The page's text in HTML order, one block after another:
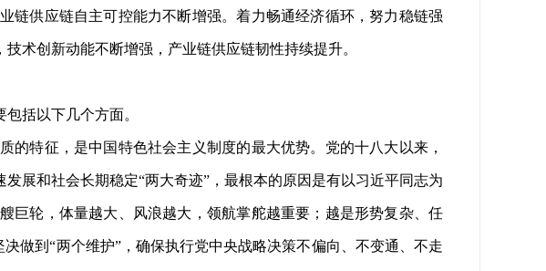
链供应链自主可控能力不断增强。着力畅通经济循环，努力稳链强
术创新动能不断增强，产业链供应链韧性持续提升。
括以下几个方面。
特征，是中国特色社会主义制度的最大优势。党的十八大以来，
展和社会长期稳定“两大奇迹”，最根本的原因是有以习近平同志为
巨轮，体量越大、风浪越大，领航掌舵越重要；越是形势复杂、任
做到“两个维护”，确保执行党中央战略决策不偏向、不变通、不走